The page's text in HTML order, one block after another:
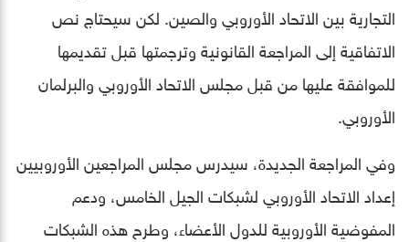
التجارية بين الاتحاد الأوروبي والصين. لكن سيحتاج نص
الاتفاقية إلى المراجعة القانونية وترجمتها قبل تقديمها
للموافقة عليها من قبل مجلس الاتحاد الأوروبي والبرلمان
الأوروبي.
وفي المراجعة الجديدة، سيدرس مجلس المراجعين الأوروبيين
إعداد الاتحاد الأوروبي لشبكات الجيل الخامس، ودعم
المفوضية الأوروبية للدول الأعضاء، وطرح هذه الشبكات